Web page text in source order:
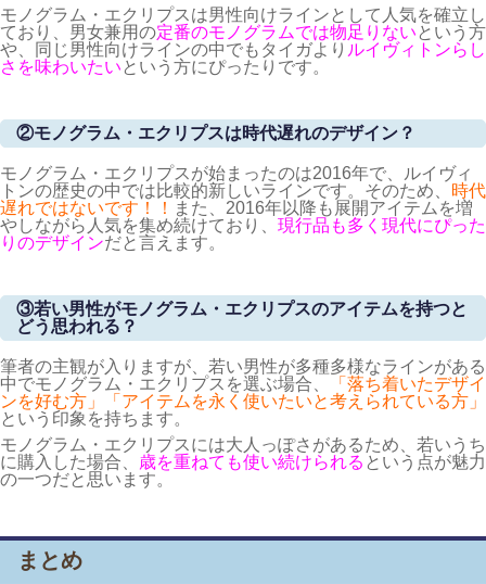
モノグラム・エクリプスは男性向けラインとして人気を確立し
ており、男女兼用の定番のモノグラムでは物足りない という方
や、同じ男性向けラインの中でもタイガより ルイヴィトンらし
さを味わいたい という方にぴったりです。
②モノグラム・エクリプスは時代遅れのデザイン？
モノグラム・エクリプスが始まったのは2016年で、ルイヴィ
トンの歴史の中では比較的新しいラインです。そのため、 時代
遅れではないです！！ また、2016年以降も展開アイテムを増
やしながら人気を集め続けており、 現行品も多く現代にぴった
りのデザインだと言えます。
③若い男性がモノグラム・エクリプスのアイテムを持つと
どう思われる？
筆者の主観が入りますが、若い男性が多種多様なラインがある
中でモノグラム・エクリプスを選ぶ場合、
「落ち着いたデザイ
ンを好む方」「アイテムを永く使いたいと考えられている方」
という印象を持ちます。
モノグラム・エクリプスには大人っぽさがあるため、若いうち
に購入した場合、 歳を重ねても使い続けられる という点が魅力
の一つだと思います。
まとめ